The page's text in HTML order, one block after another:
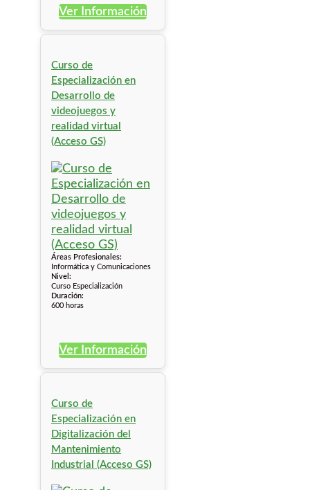
Ver Información
Curso de
Especialización en
Desarrollo de
videojuegos y
realidad virtual
(Acceso GS)
Áreas Profesionales:
Informática y Comunicaciones
Nivel:
Curso Especialización
Duración:
600 horas
Ver Información
Curso de
Especialización en
Digitalización del
Mantenimiento
Industrial (Acceso GS)